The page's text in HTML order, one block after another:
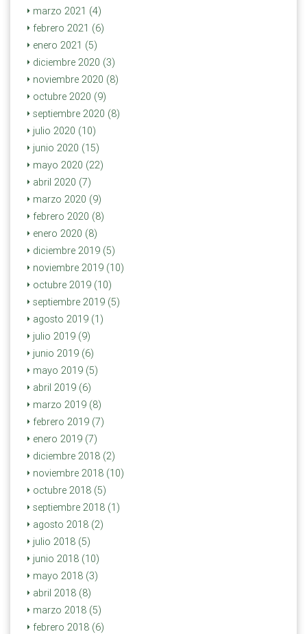
marzo 2021 (4)
febrero 2021 (6)
enero 2021 (5)
diciembre 2020 (3)
noviembre 2020 (8)
octubre 2020 (9)
septiembre 2020 (8)
julio 2020 (10)
junio 2020 (15)
mayo 2020 (22)
abril 2020 (7)
marzo 2020 (9)
febrero 2020 (8)
enero 2020 (8)
diciembre 2019 (5)
noviembre 2019 (10)
octubre 2019 (10)
septiembre 2019 (5)
agosto 2019 (1)
julio 2019 (9)
junio 2019 (6)
mayo 2019 (5)
abril 2019 (6)
marzo 2019 (8)
febrero 2019 (7)
enero 2019 (7)
diciembre 2018 (2)
noviembre 2018 (10)
octubre 2018 (5)
septiembre 2018 (1)
agosto 2018 (2)
julio 2018 (5)
junio 2018 (10)
mayo 2018 (3)
abril 2018 (8)
marzo 2018 (5)
febrero 2018 (6)